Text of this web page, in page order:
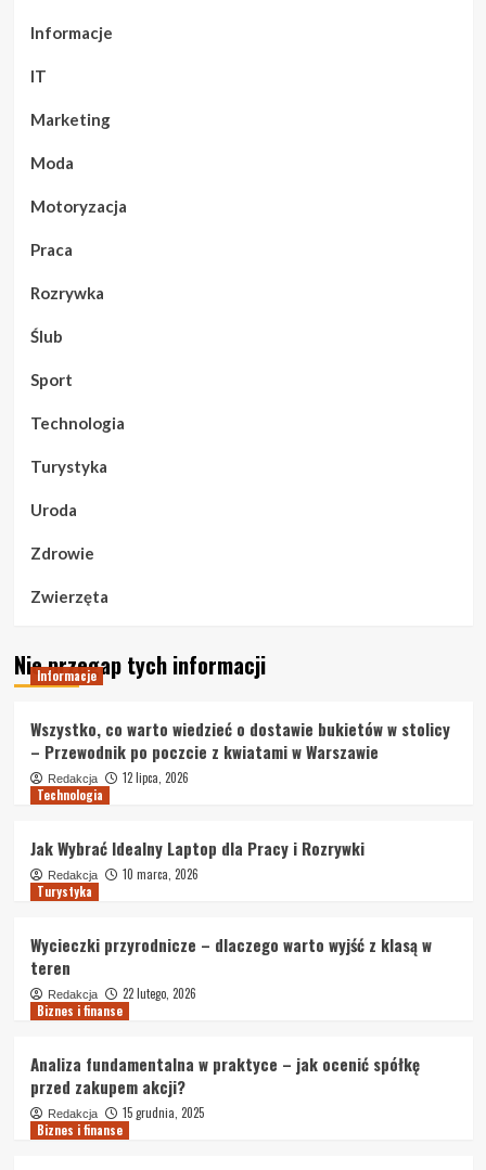
Informacje
IT
Marketing
Moda
Motoryzacja
Praca
Rozrywka
Ślub
Sport
Technologia
Turystyka
Uroda
Zdrowie
Zwierzęta
Nie przegap tych informacji
Informacje
Wszystko, co warto wiedzieć o dostawie bukietów w stolicy
– Przewodnik po poczcie z kwiatami w Warszawie
Redakcja
12 lipca, 2026
Technologia
Jak Wybrać Idealny Laptop dla Pracy i Rozrywki
Redakcja
10 marca, 2026
Turystyka
Wycieczki przyrodnicze – dlaczego warto wyjść z klasą w
teren
Redakcja
22 lutego, 2026
Biznes i finanse
Analiza fundamentalna w praktyce – jak ocenić spółkę
przed zakupem akcji?
Redakcja
15 grudnia, 2025
Biznes i finanse